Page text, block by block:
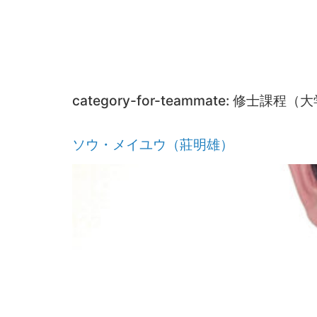
category-for-teammate: 修士課程（
ソウ・メイユウ（莊明雄）